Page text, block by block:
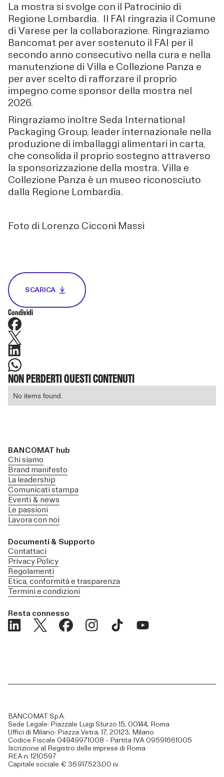
La mostra si svolge con il Patrocinio di
Regione Lombardia. Il FAI ringrazia il Comune
di Varese per la collaborazione. Ringraziamo
Bancomat per aver sostenuto il FAI per il
secondo anno consecutivo nella cura e nella
manutenzione di Villa e Collezione Panza e
per aver scelto di rafforzare il proprio
impegno come sponsor della mostra nel
2026.
Ringraziamo inoltre Seda International
Packaging Group, leader internazionale nella
produzione di imballaggi alimentari in carta,
che consolida il proprio sostegno attraverso
la sponsorizzazione della mostra. Villa e
Collezione Panza è un museo riconosciuto
dalla Regione Lombardia.
Foto di Lorenzo Cicconi Massi
Condividi
SCARICA
NON PERDERTI QUESTI CONTENUTI
No items found.
BANCOMAT hub
Chi siamo
Brand manifesto
La leadership
Comunicati stampa
Eventi & news
Le passioni
Lavora con noi
Documenti & Supporto
Contattaci
Privacy Policy
Regolamenti
Etica, conformità e trasparenza
Termini e condizioni
Resta connesso
BANCOMAT S.p.A.
Sede Legale: Piazzale Luigi Sturzo 15, 00144, Roma
Uffici di Milano: Piazza Vetra, 17, 20123, Milano
Codice Fiscale 04949971008 - Partita IVA 09591661005
Iscrizione al Registro delle imprese di Roma
REA n. 1210597
Capitale sociale € 36.917.523,00 i.v.